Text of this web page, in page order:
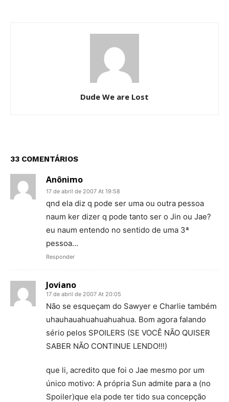
Dude We are Lost
33 COMENTÁRIOS
Anônimo
17 de abril de 2007 At 19:58
qnd ela diz q pode ser uma ou outra pessoa
naum ker dizer q pode tanto ser o Jin ou Jae?
eu naum entendo no sentido de uma 3ª
pessoa…
Responder
Joviano
17 de abril de 2007 At 20:05
Não se esqueçam do Sawyer e Charlie também
uhauhauahuahuahuahua. Bom agora falando
sério pelos SPOILERS (SE VOCÊ NÃO QUISER
SABER NÃO CONTINUE LENDO!!!)
que li, acredito que foi o Jae mesmo por um
único motivo: A própria Sun admite para a (no
Spoiler)que ela pode ter tido sua concepção